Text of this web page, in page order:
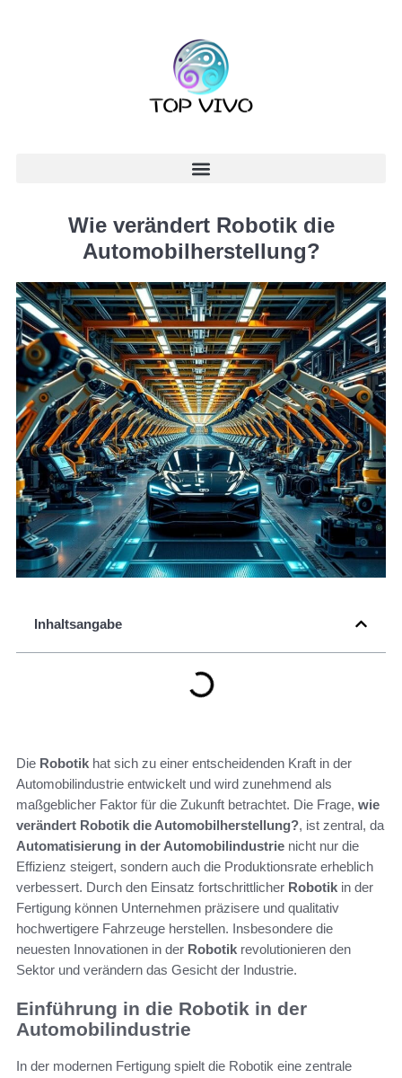
Wie verändert Robotik die
Automobilherstellung?
Inhaltsangabe
Die Robotik hat sich zu einer entscheidenden Kraft in der
Automobilindustrie entwickelt und wird zunehmend als
maßgeblicher Faktor für die Zukunft betrachtet. Die Frage, wie
verändert Robotik die Automobilherstellung?, ist zentral, da
Automatisierung in der Automobilindustrie nicht nur die
Effizienz steigert, sondern auch die Produktionsrate erheblich
verbessert. Durch den Einsatz fortschrittlicher Robotik in der
Fertigung können Unternehmen präzisere und qualitativ
hochwertigere Fahrzeuge herstellen. Insbesondere die
neuesten Innovationen in der Robotik revolutionieren den
Sektor und verändern das Gesicht der Industrie.
Einführung in die Robotik in der
Automobilindustrie
In der modernen Fertigung spielt die Robotik eine zentrale